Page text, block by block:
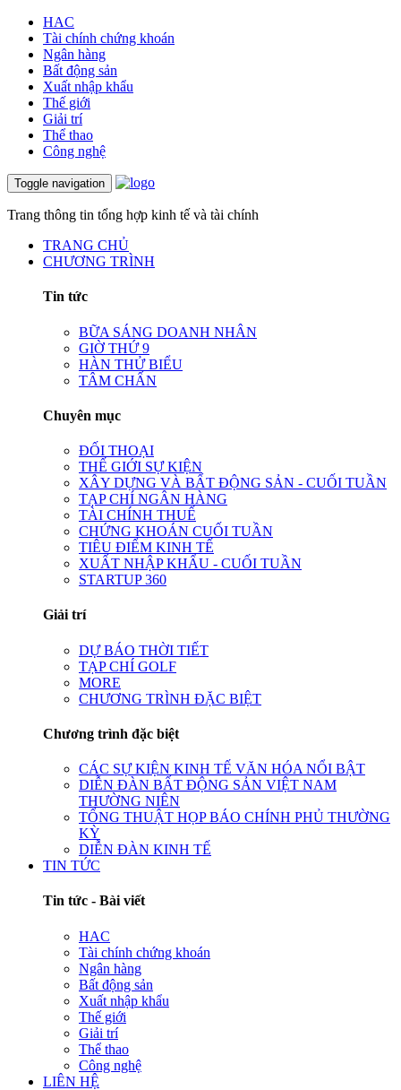
HAC
Tài chính chứng khoán
Ngân hàng
Bất động sản
Xuất nhập khẩu
Thế giới
Giải trí
Thể thao
Công nghệ
Toggle navigation
Trang thông tin tổng hợp kinh tế và tài chính
TRANG CHỦ
CHƯƠNG TRÌNH
Tin tức
BỮA SÁNG DOANH NHÂN
GIỜ THỨ 9
HÀN THỬ BIỂU
TÂM CHẤN
Chuyên mục
ĐỐI THOẠI
THẾ GIỚI SỰ KIỆN
XÂY DỰNG VÀ BẤT ĐỘNG SẢN - CUỐI TUẦN
TẠP CHÍ NGÂN HÀNG
TÀI CHÍNH THUẾ
CHỨNG KHOÁN CUỐI TUẦN
TIÊU ĐIỂM KINH TẾ
XUẤT NHẬP KHẨU - CUỐI TUẦN
STARTUP 360
Giải trí
DỰ BÁO THỜI TIẾT
TẠP CHÍ GOLF
MORE
CHƯƠNG TRÌNH ĐẶC BIỆT
Chương trình đặc biệt
CÁC SỰ KIỆN KINH TẾ VĂN HÓA NỔI BẬT
DIỄN ĐÀN BẤT ĐỘNG SẢN VIỆT NAM
THƯỜNG NIÊN
TỔNG THUẬT HỌP BÁO CHÍNH PHỦ THƯỜNG
KỲ
DIỄN ĐÀN KINH TẾ
TIN TỨC
Tin tức - Bài viết
HAC
Tài chính chứng khoán
Ngân hàng
Bất động sản
Xuất nhập khẩu
Thế giới
Giải trí
Thể thao
Công nghệ
LIÊN HỆ